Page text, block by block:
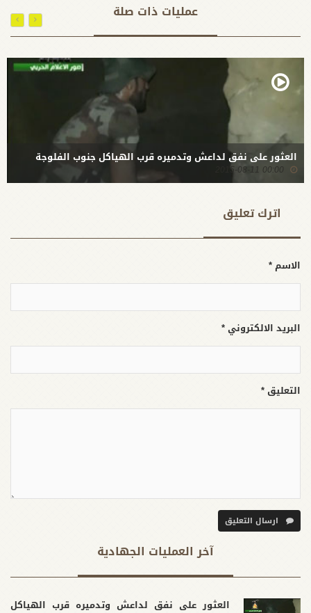
عمليات ذات صلة
العثور على نفق لداعش وتدميره قرب الهياكل جنوب الفلوجة
00:00 2015-08-11
اترك تعلیق
الاسم *
البريد الالكتروني *
التعليق *
ارسال التعليق
آخر العملیات الجهادية
العثور على نفق لداعش وتدميره قرب الهياكل